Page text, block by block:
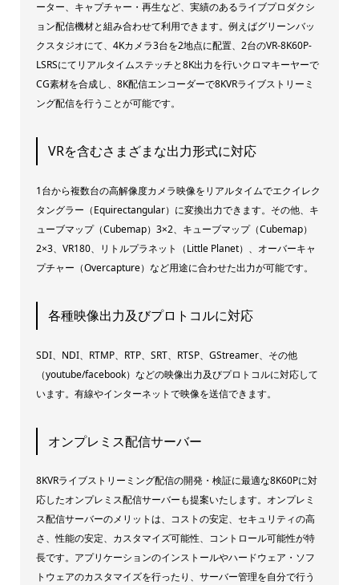
ーター、キャプチャー・再生など、実績のあるライブプロダクシ
ョン配信機材と組み合わせて利用できます。例えばグリーンバッ
クスタジオにて、4Kカメラ3台を2地点に配置、2台のVR-8K60P-
LSRSにてリアルタイムステッチと8K出力を行いクロマキーヤーで
CG素材を合成し、8K配信エンコーダーで8KVRライブストリーミ
ング配信を行うことが可能です。
VRを含むさまざまな出力形式に対応
1台から複数台の高解像度カメラ映像をリアルタイムでエクイレク
タングラー（Equirectangular）に変換出力できます。その他、キ
ューブマップ（Cubemap）3×2、キューブマップ（Cubemap）
2×3、VR180、リトルプラネット（Little Planet）、オーバーキャ
プチャー（Overcapture）など用途に合わせた出力が可能です。
各種映像出力及びプロトコルに対応
SDI、NDI、RTMP、RTP、SRT、RTSP、GStreamer、その他
（youtube/facebook）などの映像出力及びプロトコルに対応して
います。有線やインターネットで映像を送信できます。
オンプレミス配信サーバー
8KVRライブストリーミング配信の開発・検証に最適な8K60Pに対
応したオンプレミス配信サーバーも提案いたします。オンプレミ
ス配信サーバーのメリットは、コストの安定、セキュリティの高
さ、性能の安定、カスタマイズ可能性、コントロール可能性が特
長です。アプリケーションのインストールやハードウェア・ソフ
トウェアのカスタマイズを行ったり、サーバー管理を自分で行う